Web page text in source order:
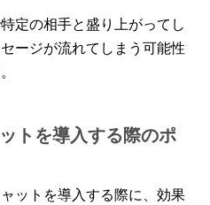
定の相手と盛り上がってし
ージが流れてしまう可能性
トを導入する際のポ
ットを導入する際に、効果